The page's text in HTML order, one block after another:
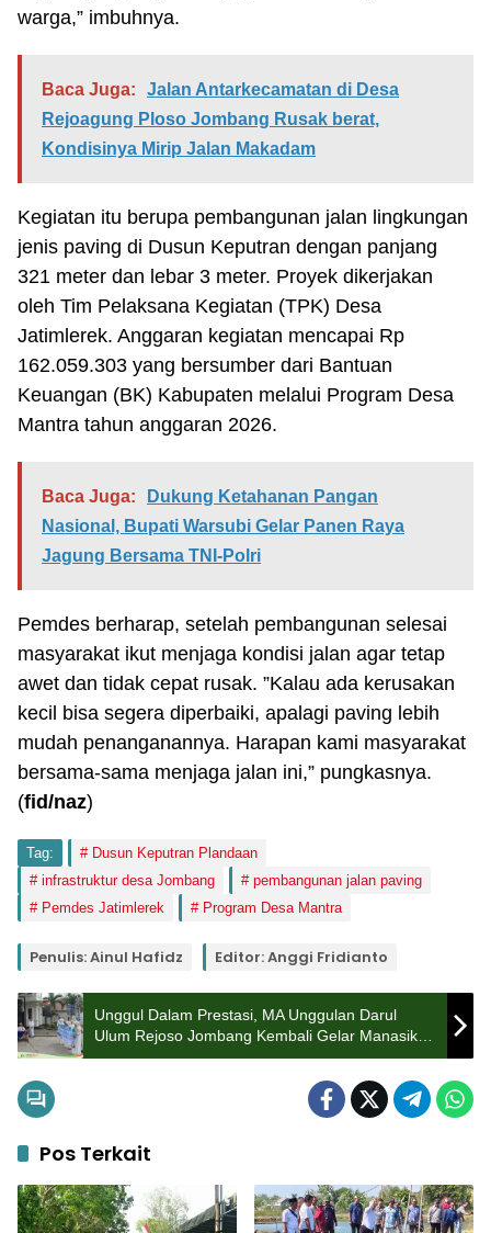
warga,” imbuhnya.
Baca Juga:
Jalan Antarkecamatan di Desa
Rejoagung Ploso Jombang Rusak berat,
Kondisinya Mirip Jalan Makadam
Kegiatan itu berupa pembangunan jalan lingkungan
jenis paving di Dusun Keputran dengan panjang
321 meter dan lebar 3 meter. Proyek dikerjakan
oleh Tim Pelaksana Kegiatan (TPK) Desa
Jatimlerek. Anggaran kegiatan mencapai Rp
162.059.303 yang bersumber dari Bantuan
Keuangan (BK) Kabupaten melalui Program Desa
Mantra tahun anggaran 2026.
Baca Juga:
Dukung Ketahanan Pangan
Nasional, Bupati Warsubi Gelar Panen Raya
Jagung Bersama TNI-Polri
Pemdes berharap, setelah pembangunan selesai
masyarakat ikut menjaga kondisi jalan agar tetap
awet dan tidak cepat rusak. ”Kalau ada kerusakan
kecil bisa segera diperbaiki, apalagi paving lebih
mudah penanganannya. Harapan kami masyarakat
bersama-sama menjaga jalan ini,” pungkasnya.
(fid/naz)
Tag:
Dusun Keputran Plandaan
infrastruktur desa Jombang
pembangunan jalan paving
Pemdes Jatimlerek
Program Desa Mantra
Penulis: Ainul Hafidz Editor: Anggi Fridianto
Unggul Dalam Prestasi, MA Unggulan Darul
Ulum Rejoso Jombang Kembali Gelar Manasik
Haji ke-17
Pos Terkait